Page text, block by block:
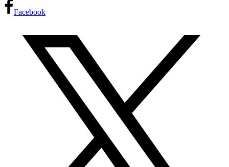
Facebook